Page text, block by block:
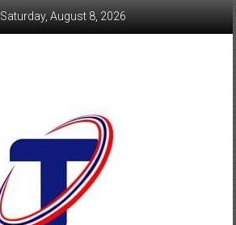
Saturday, August 8, 2026